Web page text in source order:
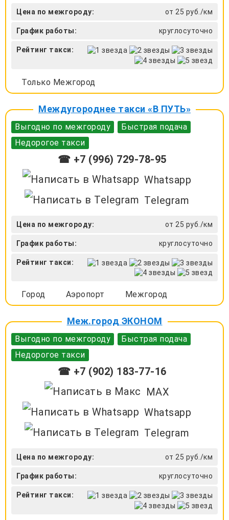
Цена по межгороду: от 25 руб./км
График работы: круглосуточно
Рейтинг такси:
Только Межгород
Междугороднее такси «В ПУТЬ»
Выгодно по межгороду
Быстрая подача
Недорогое такси
☎ +7 (996) 729-78-95
Whatsapp
Telegram
Цена по межгороду: от 25 руб./км
График работы: круглосуточно
Рейтинг такси:
Город Аэропорт Межгород
Меж.город ЭКОНОМ
Выгодно по межгороду
Быстрая подача
Недорогое такси
☎ +7 (902) 183-77-16
MAX
Whatsapp
Telegram
Цена по межгороду: от 25 руб./км
График работы: круглосуточно
Рейтинг такси: